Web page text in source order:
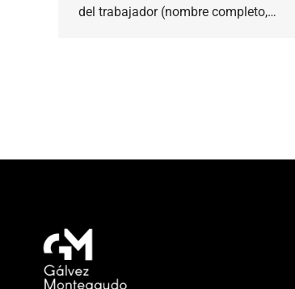
del trabajador (nombre completo,…